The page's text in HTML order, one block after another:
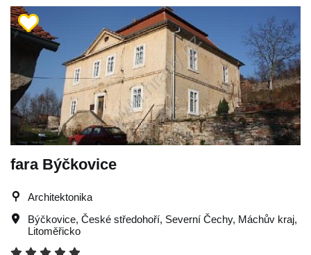
fara Býčkovice
Architektonika
Býčkovice, České středohoří, Severní Čechy, Máchův kraj,
Litoměřicko